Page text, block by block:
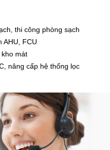
thi công phòng sạch
AHU, FCU
mát
nâng cấp hệ thống lọc